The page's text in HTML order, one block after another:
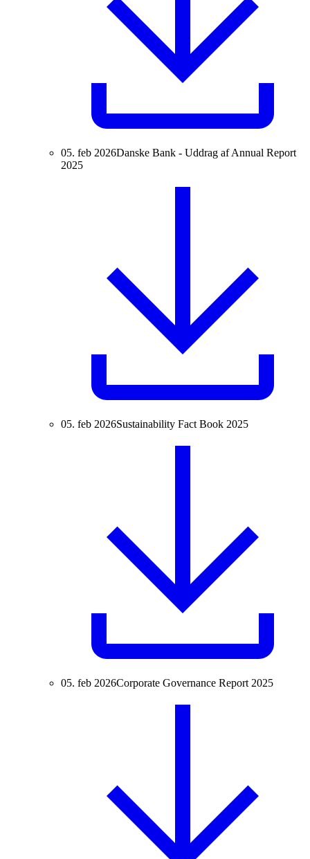
05. feb 2026Danske Bank - Uddrag af Annual Report
2025
05. feb 2026Sustainability Fact Book 2025
05. feb 2026Corporate Governance Report 2025